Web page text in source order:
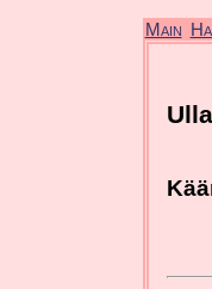
Main